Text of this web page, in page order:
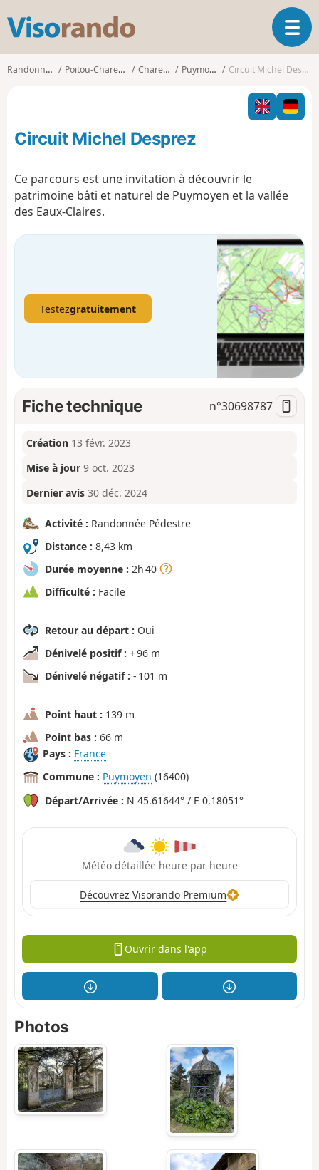
s
o
o
O
u
i
r
l
t
i
o
n
Randonnées Poitou-Charentes Charente Puymoyen Circuit Michel Desprez
Circuit Michel Desprez
Ce parcours est une invitation à découvrir le
patrimoine bâti et naturel de Puymoyen et la vallée
des Eaux-Claires.
Testezgratuitement
Fiche technique n°30698787
Création 13 févr. 2023
Mise à jour 9 oct. 2023
Dernier avis 30 déc. 2024
Activité : Randonnée Pédestre
Distance : 8,43 km
Durée moyenne : 2h 40
Difficulté : Facile
Retour au départ : Oui
Dénivelé positif : + 96 m
Dénivelé négatif : - 101 m
Point haut : 139 m
Point bas : 66 m
Pays : France
Commune : Puymoyen (16400)
Départ/Arrivée : N 45.61644° / E 0.18051°
Météo détaillée heure par heure
Découvrez Visorando Premium
Ouvrir dans l'app
Photos